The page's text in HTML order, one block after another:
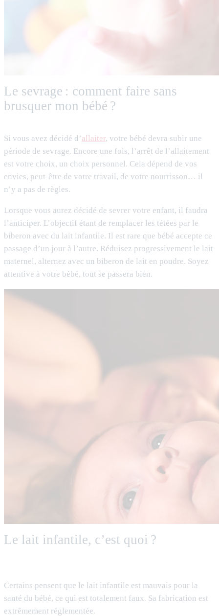
Le sevrage : comment faire sans
brusquer mon bébé ?
Si vous avez décidé d’allaiter, votre bébé devra subir une
période de sevrage. Encore une fois, l’arrêt de l’allaitement
est votre choix, un choix personnel. Cela dépend de vos
envies, peut-être de votre travail, de votre nourrisson… il
n’y a pas de règles.
Lorsque vous aurez décidé de sevrer votre enfant, il faudra
l’anticiper. L’objectif étant de remplacer les tétées par le
biberon avec du lait infantile. Il est rare que bébé accepte ce
passage d’un jour à l’autre. Réduisez progressivement le lait
maternel, alternez avec un biberon de lait en poudre. Soyez
attentive à votre bébé, tout se passera bien.
Le lait infantile, c’est quoi ?
Certains pensent que le lait infantile est mauvais pour la
santé du bébé, ce qui est totalement faux. Sa fabrication est
extrêmement réglementée.